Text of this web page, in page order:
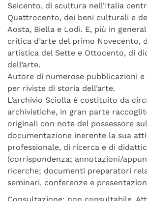
Seicento, di scultura nell’Italia
Quattrocento, dei beni culturali e
Aosta, Biella e Lodi. E, più in
critica d’arte del primo Novecento,
artistica del Sette e Ottocento, di
dell’arte.
Autore di numerose pubblicazioni
per riviste di storia dell’arte.
L’archivio Sciolla è costituito da
archivistiche, in gran parte
originali con note del possessore
documentazione inerente la sua
professionale, di ricerca e di
(corrispondenza; annotazioni/
ricerche; documenti preparatori
seminari, conferenze e